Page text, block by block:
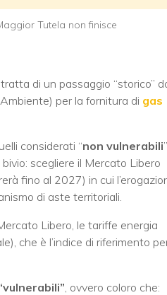
Tutela non finisce
di un passaggio “storico”
per la fornitura di gas
considerati “non vulnerabili”.
scegliere il Mercato Libero
fino al 2027) in cui
di aste territoriali.
Libero, le tariffe energia
che è l’indice di riferimento
, ovvero coloro che: